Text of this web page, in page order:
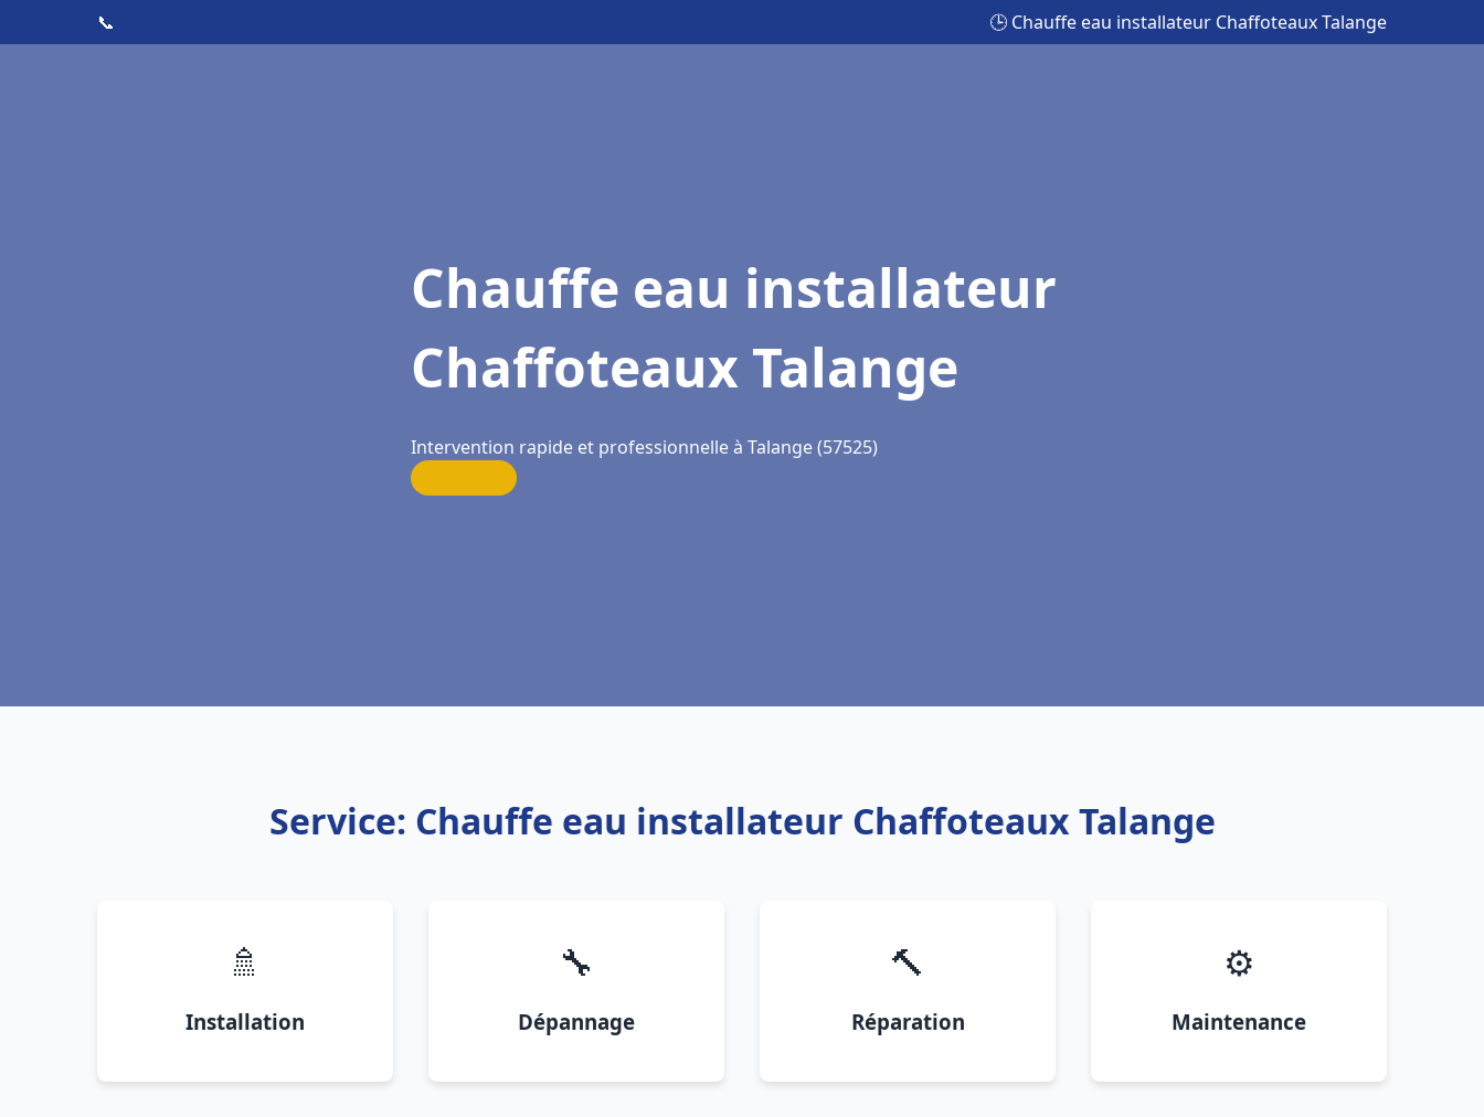
📞 🕒 Chauffe eau installateur Chaffoteaux Talange
Chauffe eau installateur
Chaffoteaux Talange
Intervention rapide et professionnelle à Talange (57525)
Service: Chauffe eau installateur Chaffoteaux Talange
🚿
Installation
🔧
Dépannage
🔨
Réparation
⚙️
Maintenance